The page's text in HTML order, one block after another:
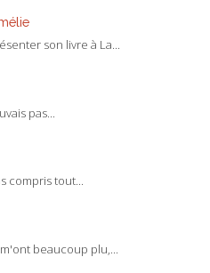
son livre à La...
pas...
compris tout...
beaucoup plu,...